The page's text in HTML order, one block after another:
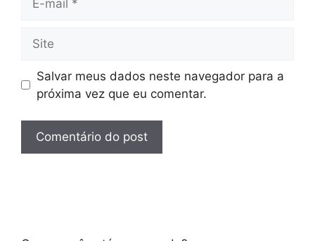
mail
Salvar meus dados neste navegador para a
próxima vez que eu comentar.